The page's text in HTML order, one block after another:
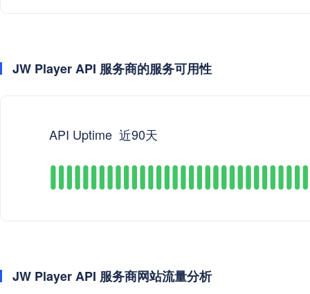
JW Player API 服务商的服务可用性
API Uptime 近90天
JW Player API 服务商网站流量分析